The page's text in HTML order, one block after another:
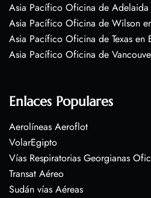
Asia Pacífico Oficina de Adelaida
Asia Pacífico Oficina de Wilson
Asia Pacífico Oficina de Texas en
Asia Pacífico Oficina de
Enlaces Populares
Aerolíneas Aeroflot
VolarEgipto
Vías Respiratorias Georgianas
Transat Aéreo
Sudán vías Aéreas